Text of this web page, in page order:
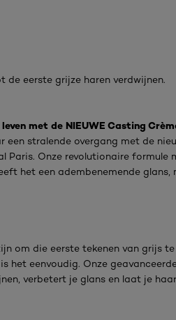
de eerste grijze haren verdwijnen.
met de NIEUWE Casting
een stralende overgang met de
Paris. Onze revolutionaire formule
het een adembenemende glans,
om die eerste tekenen van grijs te
het eenvoudig. Onze
verbetert je glans en laat je haar